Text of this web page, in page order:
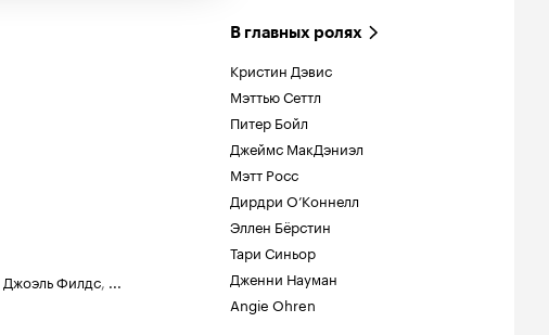
Джоэль Филдс, ...
В главных ролях
Кристин Дэвис
Мэттью Сеттл
Питер Бойл
Джеймс МакДэниэл
Мэтт Росс
Дирдри О’Коннелл
Эллен Бёрстин
Тари Синьор
Дженни Науман
Angie Ohren